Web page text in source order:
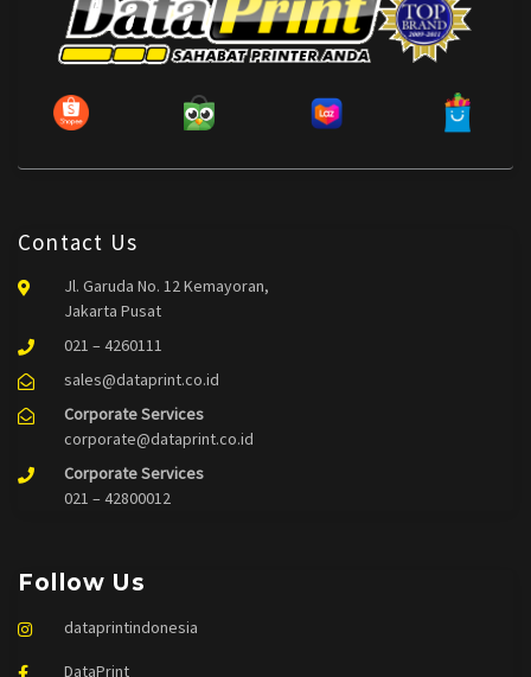
Follow Us
dataprintindonesia
DataPrint
Contact Us
Jl. Garuda No. 12 Kemayoran,
Jakarta Pusat
021 – 4260111
sales@dataprint.co.id
Corporate Services
corporate@dataprint.co.id
Corporate Services
021 – 42800012